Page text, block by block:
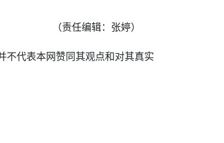
（责任编辑：张婷）
不代表本网赞同其观点和对其真实